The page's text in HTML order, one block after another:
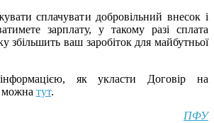
сплачувати добровільний внесок і
зарплату, у такому разі сплата
збільшить ваш заробіток для майбутньої
як укласти Договір на
можна тут.
ПФУ